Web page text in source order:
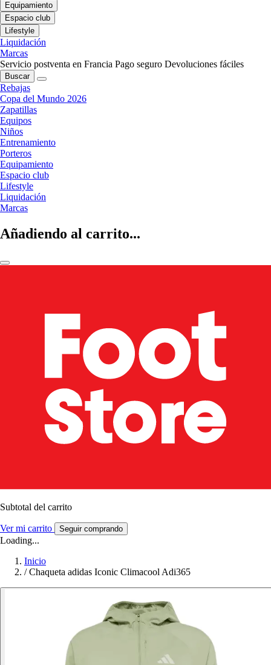
Equipamiento
Espacio club
Lifestyle
Liquidación
Marcas
Servicio postventa en Francia Pago seguro Devoluciones fáciles
Buscar
Rebajas
Copa del Mundo 2026
Zapatillas
Equipos
Niños
Entrenamiento
Porteros
Equipamiento
Espacio club
Lifestyle
Liquidación
Marcas
Añadiendo al carrito...
Subtotal del carrito
Ver mi carrito Seguir comprando
Loading...
Inicio
/ Chaqueta adidas Iconic Climacool Adi365